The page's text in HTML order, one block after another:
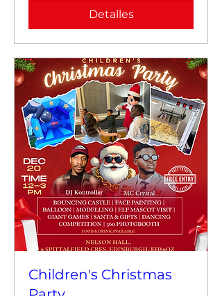
Detalles
Children's Christmas